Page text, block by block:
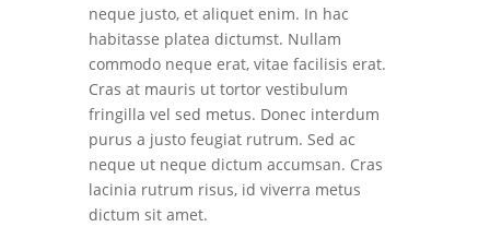
neque justo, et aliquet enim. In hac
habitasse platea dictumst. Nullam
commodo neque erat, vitae facilisis erat.
Cras at mauris ut tortor vestibulum
fringilla vel sed metus. Donec interdum
purus a justo feugiat rutrum. Sed ac
neque ut neque dictum accumsan. Cras
lacinia rutrum risus, id viverra metus
dictum sit amet.